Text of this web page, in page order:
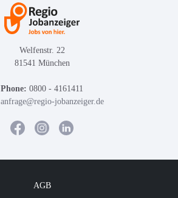
Welfenstr. 22
81541 München
Phone: 0800 - 4161411
anfrage@regio-jobanzeiger.de
AGB